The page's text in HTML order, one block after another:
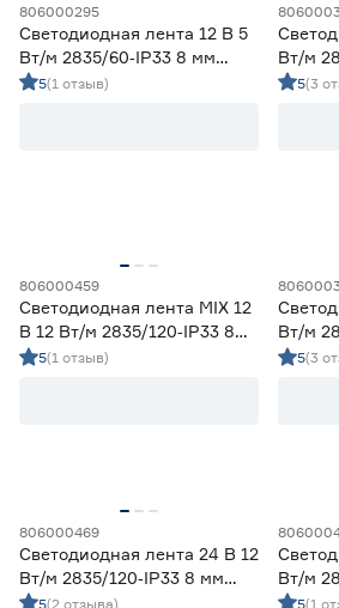
Применение
Декоративная подсветка (до 990
3500-4100К - Нейтральный
5000-6500К - Холодный
Регулируемый (белый)
Цветной
3000 (теплый)
3800-4200 (дневной)
4000 (нейтральный)
Степень защиты (IP)
20 33
806000295
Светодиодная лента 12 В 5
Вт/м 2835/60‑IP33 8 мм
теплый 5 м Geniled
5(1 отзыв)
Вт/м
5(3
806000459
Светодиодная лента MIX 12
В 12 Вт/м 2835/120‑IP33 8
мм теплый/дневной/
5(1 отзыв)
Вт/м
5(3
806000469
Светодиодная лента 24 В 12
Вт/м 2835/120‑IP33 8 мм
дневной 5 м Geniled
5(2 отзыва)
Вт/м
теплый
5(1